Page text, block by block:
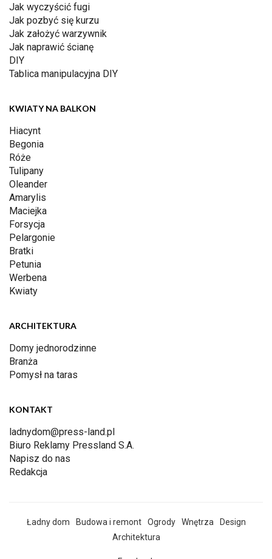
Jak wyczyścić fugi
Jak pozbyć się kurzu
Jak założyć warzywnik
Jak naprawić ścianę
DIY
Tablica manipulacyjna DIY
KWIATY NA BALKON
Hiacynt
Begonia
Róże
Tulipany
Oleander
Amarylis
Maciejka
Forsycja
Pelargonie
Bratki
Petunia
Werbena
Kwiaty
ARCHITEKTURA
Domy jednorodzinne
Branża
Pomysł na taras
KONTAKT
ladnydom@press-land.pl
Biuro Reklamy Pressland S.A.
Napisz do nas
Redakcja
Ładny dom Budowa i remont Ogrody Wnętrza
Design
Architektura